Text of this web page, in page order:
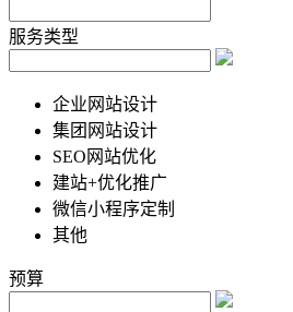
服务类型
企业网站设计
集团网站设计
SEO网站优化
建站+优化推广
微信小程序定制
其他
预算